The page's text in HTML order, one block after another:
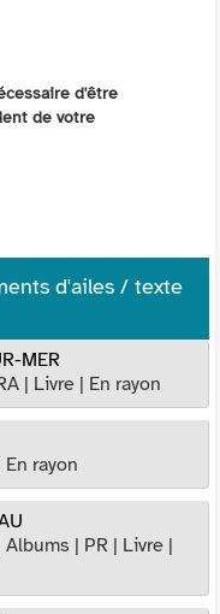
d'être
de votre
d'ailes / texte
MER
| Livre | En rayon
En rayon
Albums | PR | Livre |